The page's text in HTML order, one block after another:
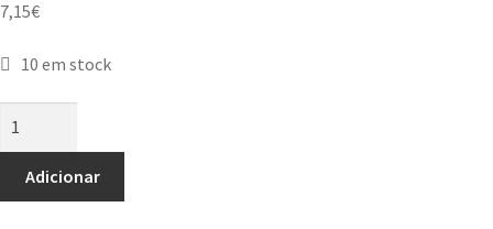
7,15€
10 em stock
Adicionar